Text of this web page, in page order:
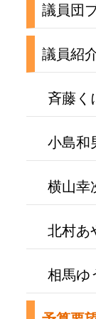
議員団
議員紹
斉藤く
小島和
横山幸
北村あ
相馬ゆ